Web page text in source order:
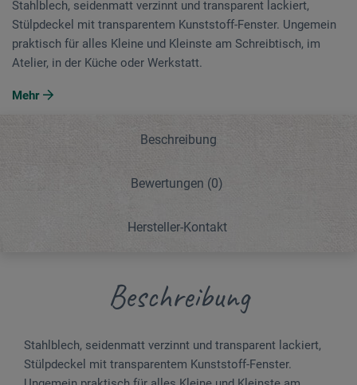
Stahlblech, seidenmatt verzinnt und transparent lackiert,
Stülpdeckel mit transparentem Kunststoff-Fenster. Ungemein
praktisch für alles Kleine und Kleinste am Schreibtisch, im
Atelier, in der Küche oder Werkstatt.
Mehr
Beschreibung
Bewertungen (0)
Hersteller-Kontakt
Beschreibung
Stahlblech, seidenmatt verzinnt und transparent lackiert,
Stülpdeckel mit transparentem Kunststoff-Fenster.